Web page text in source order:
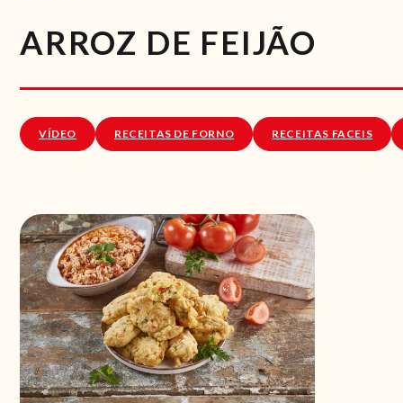
ARROZ DE FEIJÃO
VÍDEO RECEITAS DE FORNO RECEITAS FACEIS